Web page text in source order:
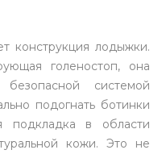
конструкция лодыжки.
голеностоп, она
системой
подогнать ботинки
подкладка в области
кожи. Это не